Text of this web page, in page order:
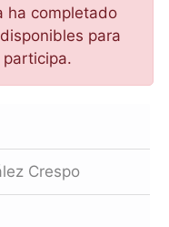
ha completado
para
Crespo